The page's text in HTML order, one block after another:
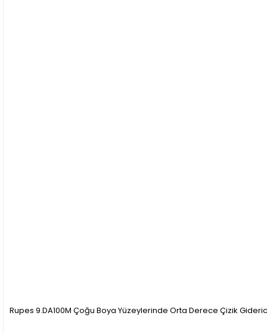
Rupes 9.DA100M Çoğu Boya Yüzeylerinde Orta Derece Çizik